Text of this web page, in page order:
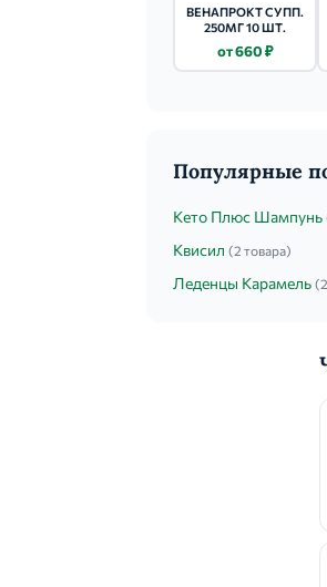
ВЕНАПРОКТ СУПП.
250МГ 10 ШТ.
от 660 ₽
Популярные
Кето Плюс Шампунь
Квисил (2 товара)
Леденцы Карамель